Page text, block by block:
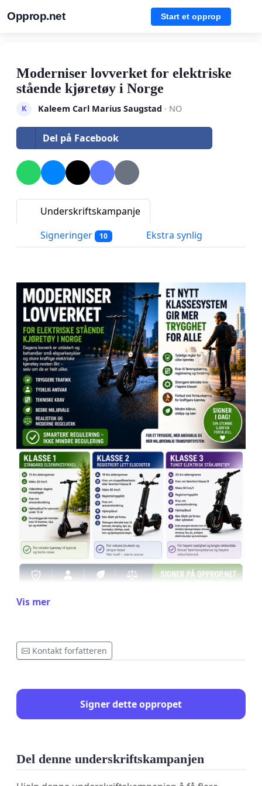
Opprop.net Start et opprop
Moderniser lovverket for elektriske
stående kjøretøy i Norge
K Kaleem Carl Marius Saugstad · NO
Del på Facebook
Underskriftskampanje
Signeringer
10 Ekstra synlig
Dagens norske lovverk for elsparkesykler er ikke
lenger tilpasset dagens teknologi eller dagens
Små byscootere og store kraftige elektriske
kjøretøy behandles i praksis som samme type
hastighet
Vis mer
Kontakt forfatteren
Signer dette oppropet
Del denne underskriftskampanjen